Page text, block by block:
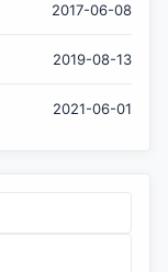
2017-06-08
2019-08-13
2021-06-01